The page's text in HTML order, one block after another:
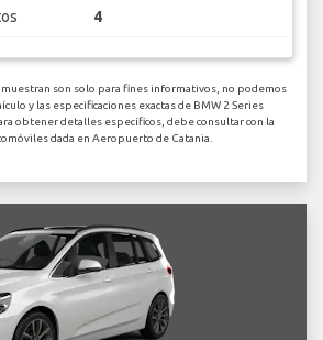
4
muestran son solo para fines informativos, no podemos
y las especificaciones exactas de BMW 2 Series
obtener detalles específicos, debe consultar con la
dada en Aeropuerto de Catania.